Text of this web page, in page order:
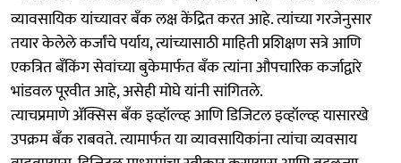
व्यावसायिक यांच्यावर बँक लक्ष केंद्रित करत आहे. त्यांच्या गरजेनुसार
तयार केलेले कर्जांचे पर्याय, त्यांच्यासाठी माहिती प्रशिक्षण सत्रे आणि
एकत्रित बँकिंग सेवांच्या बुकेमार्फत बँक त्यांना औपचारिक कर्जाद्वारे
भांडवल पूरवीत आहे, असेही मोघे यांनी सांगितले.
त्याचप्रमाणे ॲक्सिस बँक इव्हॉल्व्ह आणि डिजिटल इव्हॉल्व्ह यासारखे
उपक्रम बँक राबवते. त्यामार्फत या व्यावसायिकांना त्यांचा व्यवसाय